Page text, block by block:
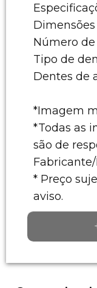
Dimensões
Número de
Tipo de
Dentes de
*Imagem
*Todas as
são de
* Preço
aviso.